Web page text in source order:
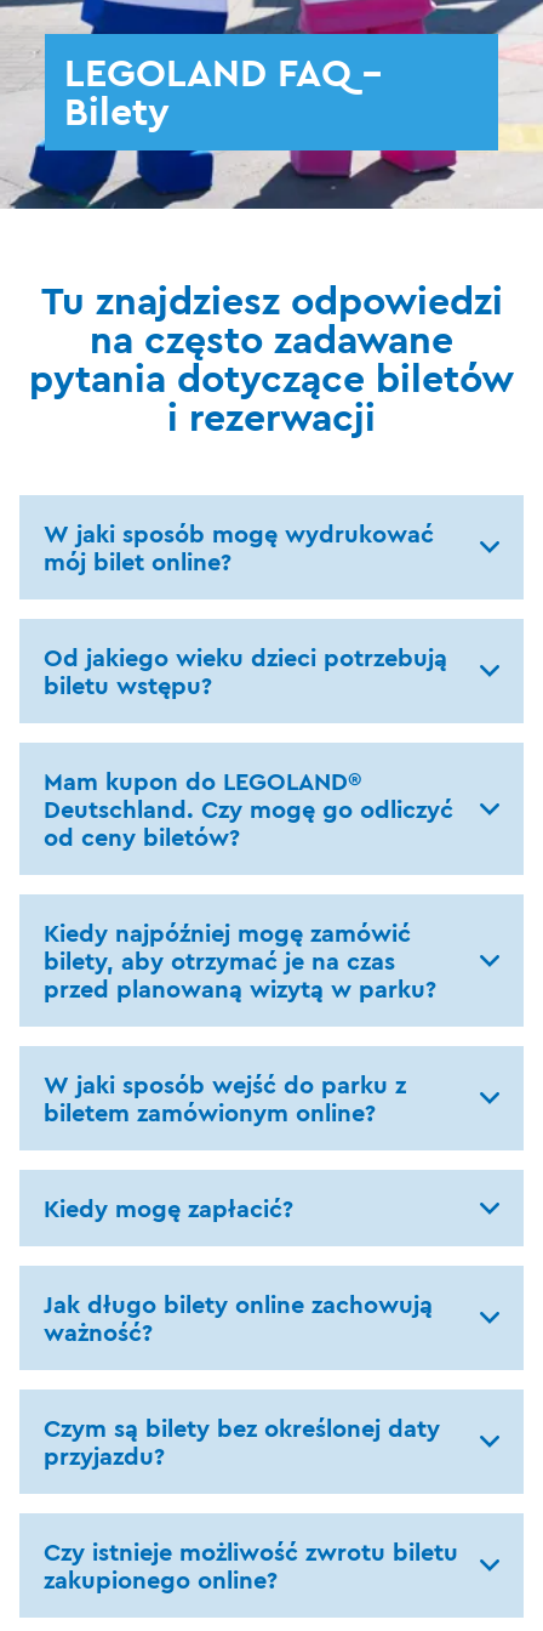
LEGOLAND FAQ -
Bilety
Tu znajdziesz odpowiedzi
na często zadawane
pytania dotyczące biletów
i rezerwacji
W jaki sposób mogę wydrukować
mój bilet online?
Od jakiego wieku dzieci potrzebują
biletu wstępu?
Mam kupon do LEGOLAND®
Deutschland. Czy mogę go odliczyć
od ceny biletów?
Kiedy najpóźniej mogę zamówić
bilety, aby otrzymać je na czas
przed planowaną wizytą w parku?
W jaki sposób wejść do parku z
biletem zamówionym online?
Kiedy mogę zapłacić?
Jak długo bilety online zachowują
ważność?
Czym są bilety bez określonej daty
przyjazdu?
Czy istnieje możliwość zwrotu biletu
zakupionego online?